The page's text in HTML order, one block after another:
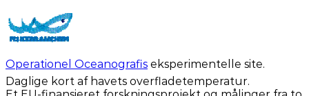
Operationel Oceanografis eksperimentelle site.
Daglige kort af havets overfladetemperatur.